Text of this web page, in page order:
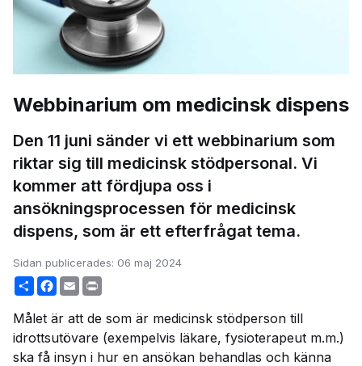
Webbinarium om medicinsk dispens
Den 11 juni sänder vi ett webbinarium som
riktar sig till medicinsk stödpersonal. Vi
kommer att fördjupa oss i
ansökningsprocessen för medicinsk
dispens, som är ett efterfrågat tema.
Sidan publicerades: 06 maj 2024
ShareFacebook
Email
Målet är att de som är medicinsk stödperson till
idrottsutövare (exempelvis läkare, fysioterapeut m.m.)
ska få insyn i hur en ansökan behandlas och känna